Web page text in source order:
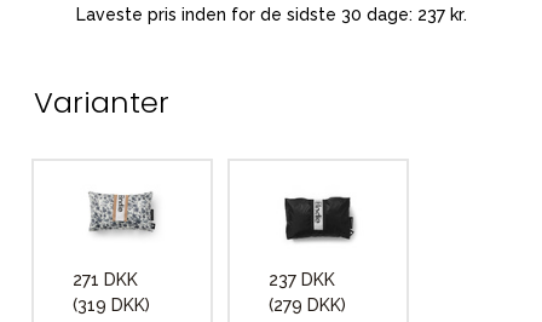
Laveste pris inden for de sidste 30 dage: 237 kr.
Varianter
271 DKK
(319 DKK)
237 DKK
(279 DKK)